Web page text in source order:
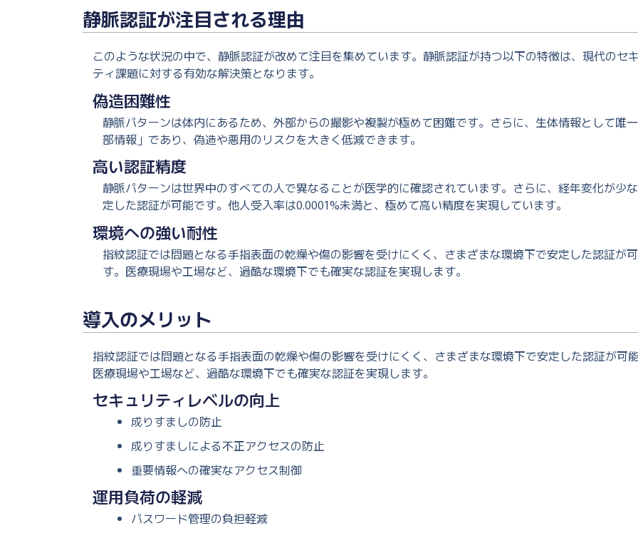
静脈認証が注目される理由
このような状況の中で、静脈認証が改めて注目を集めています。静脈認証が持つ以下の特徴は、現代のセ
ティ課題に対する有効な解決策となります。
偽造困難性
静脈パターンは体内にあるため、外部からの撮影や複製が極めて困難です。さらに、生体情報として唯
部情報」であり、偽造や悪用のリスクを大きく低減できます。
高い認証精度
静脈パターンは世界中のすべての人で異なることが医学的に確認されています。さらに、経年変化が少
定した認証が可能です。他人受入率は0.0001%未満と、極めて高い精度を実現しています。
環境への強い耐性
指紋認証では問題となる手指表面の乾燥や傷の影響を受けにくく、さまざまな環境下で安定した認証が
す。医療現場や工場など、過酷な環境下でも確実な認証を実現します。
導入のメリット
指紋認証では問題となる手指表面の乾燥や傷の影響を受けにくく、さまざまな環境下で安定した認証が可
医療現場や工場など、過酷な環境下でも確実な認証を実現します。
セキュリティレベルの向上
成りすましの防止
成りすましによる不正アクセスの防止
重要情報への確実なアクセス制御
運用負荷の軽減
パスワード管理の負担軽減